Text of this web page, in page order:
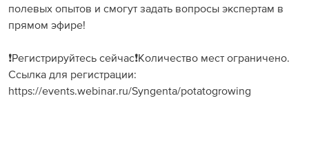
полевых опытов и смогут задать вопросы экспертам в
прямом эфире!
❗Регистрируйтесь сейчас❗Количество мест ограничено.
Ссылка для регистрации:
https://events.webinar.ru/Syngenta/potatogrowing